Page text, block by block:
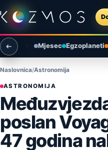
Preskoči na sadržaj
Otvori izbornik
Otvori pretragu
Mjesec Egzoplaneti
Naslovnica Astronomija
ASTRONOMIJA
poslan
47 godina